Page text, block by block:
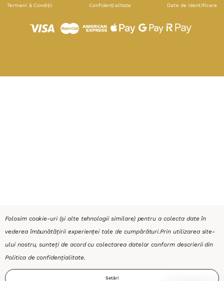
Termeni & Condiții Confidențialitate Date de identificare
Folosim cookie-uri (și alte tehnologii similare) pentru a colecta date în
vederea îmbunătățirii experienței tale de cumpărături.Prin utilizarea site-
ului nostru, sunteți de acord cu colectarea datelor conform descrierii din
Politica de confidențialitate.
Setări